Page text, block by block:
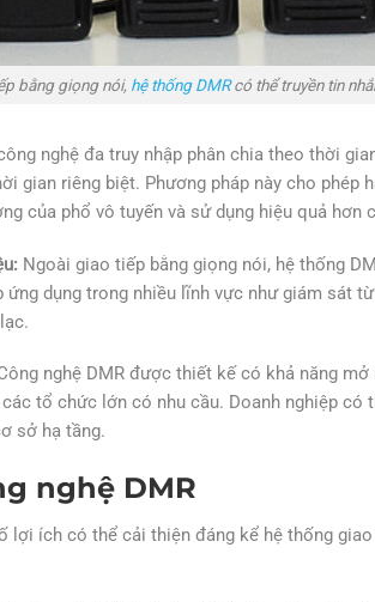
bằng giọng nói, hệ thống DMRcó thể truyền tin
nghệ đa truy nhập phân chia theo thời
gian riêng biệt. Phương pháp này cho phép
của phổ vô tuyến và sử dụng hiệu quả hơn
Ngoài giao tiếp bằng giọng nói, hệ thống
ứng dụng trong nhiều lĩnh vực như giám sát
nghệ DMR được thiết kế có khả năng
tổ chức lớn có nhu cầu. Doanh nghiệp có
sở hạ tầng.
nghệ DMR
lợi ích có thể cải thiện đáng kể hệ thống